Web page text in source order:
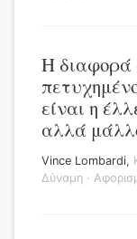
Η διαφορά
είναι η
αλλά
Vince Lombardi,
Δύναμη ·